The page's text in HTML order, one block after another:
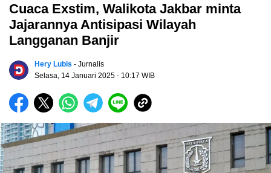
Cuaca Exstim, Walikota Jakbar minta
Jajarannya Antisipasi Wilayah
Langganan Banjir
Hery Lubis - Jurnalis
Selasa, 14 Januari 2025 - 10:17 WIB